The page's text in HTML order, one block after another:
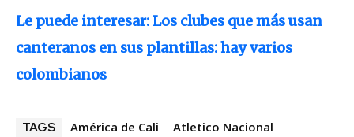
Le puede interesar: Los clubes que más usan
canteranos en sus plantillas: hay varios
colombianos
TAGS América de Cali
Atletico Nacional